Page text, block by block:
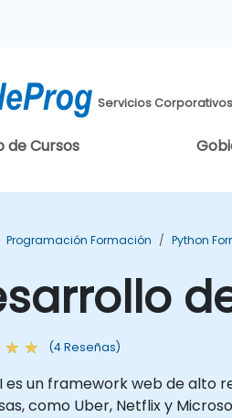
Servicios Corporativos
de Cursos
Programación Formación Python
(4 Reseñas)
es un framework web de alto
como Uber, Netflix y